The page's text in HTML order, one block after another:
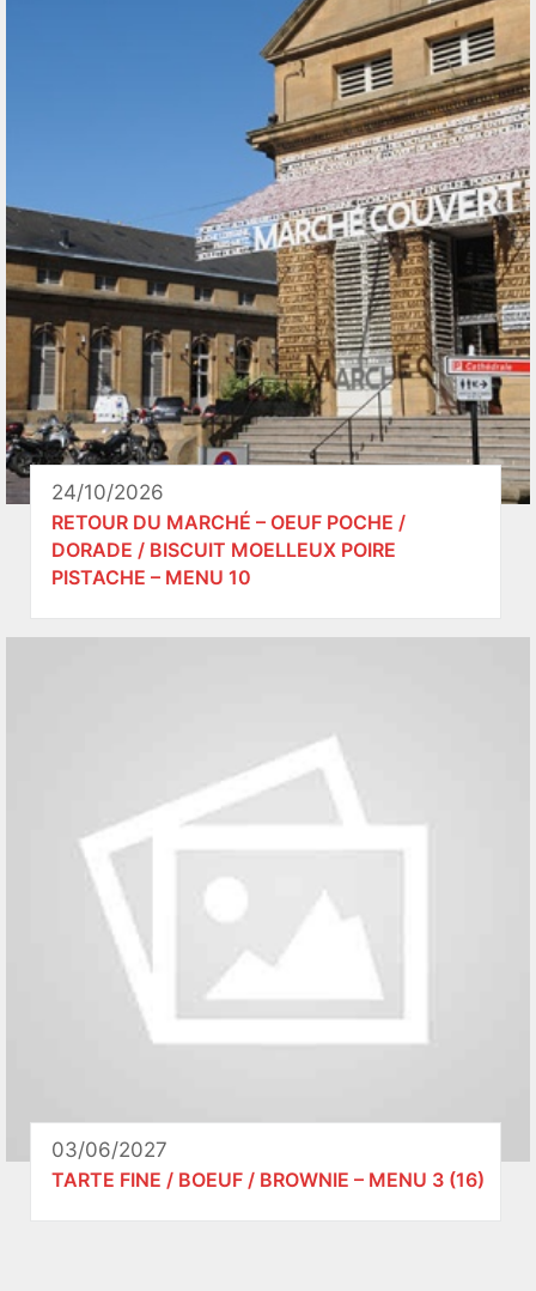
24/10/2026
RETOUR DU MARCHÉ – OEUF POCHE /
DORADE / BISCUIT MOELLEUX POIRE
PISTACHE – MENU 10
03/06/2027
TARTE FINE / BOEUF / BROWNIE – MENU 3 (16)